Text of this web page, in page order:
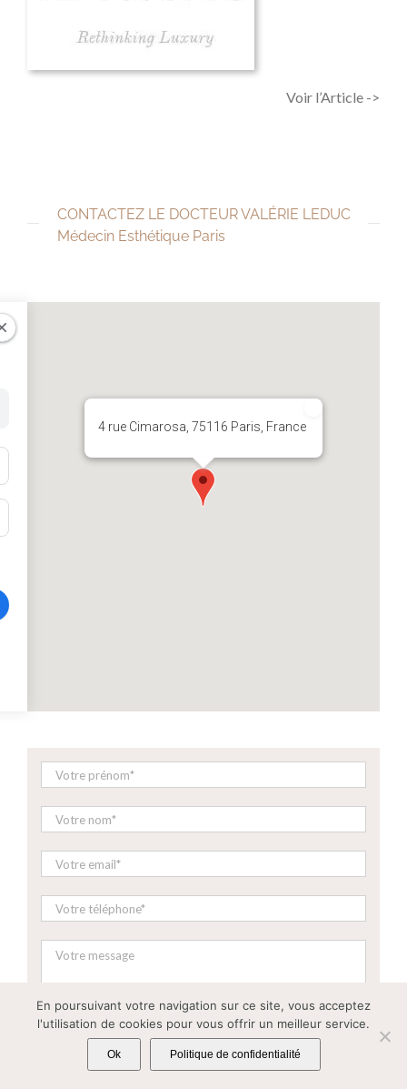
Voir l’Article ->
CONTACTEZ LE DOCTEUR VALÉRIE LEDUC
Médecin Esthétique Paris
4 rue Cimarosa, 75116 Paris, France
Rendez-vous en ligne
En poursuivant votre navigation sur ce site, vous acceptez
l'utilisation de cookies pour vous offrir un meilleur service.
Ok Politique de confidentialité